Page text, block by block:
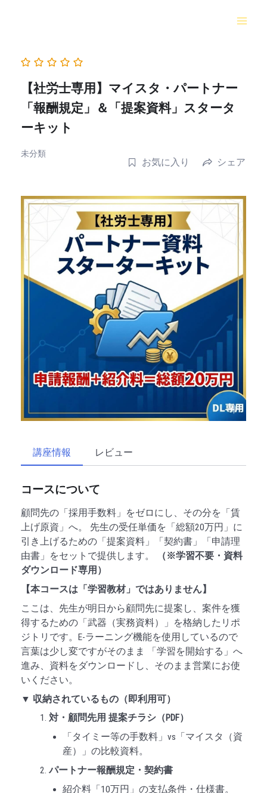
【社労士専用】マイスタ・パートナー
「報酬規定」＆「提案資料」スタータ
ーキット
未分類
お気に入り シェア
講座情報 レビュー
コースについて
顧問先の「採用手数料」をゼロにし、その分を「賃
上げ原資」へ。 先生の受任単価を「総額20万円」に
引き上げるための「提案資料」「契約書」「申請理
由書」をセットで提供します。
（※学習不要・資料
ダウンロード専用）
【本コースは「学習教材」ではありません】
ここは、先生が明日から顧問先に提案し、案件を獲
得するための「武器（実務資料）」を格納したリポ
ジトリです。E-ラーニング機能を使用しているので
言葉は少し変ですがそのまま 「学習を開始する」へ
進み、資料をダウンロードし、そのまま営業にお使
いください。
▼ 収納されているもの（即利用可）
対・顧問先用 提案チラシ（PDF）
「タイミー等の手数料」vs「マイスタ（資
産）」の比較資料。
パートナー報酬規定・契約書
紹介料「10万円」の支払条件・仕様書。